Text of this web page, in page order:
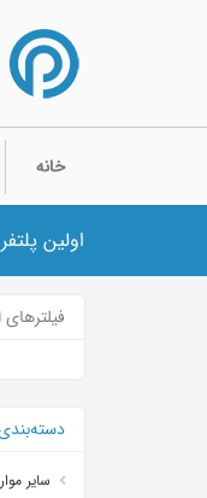
خانه
اولین
سایر